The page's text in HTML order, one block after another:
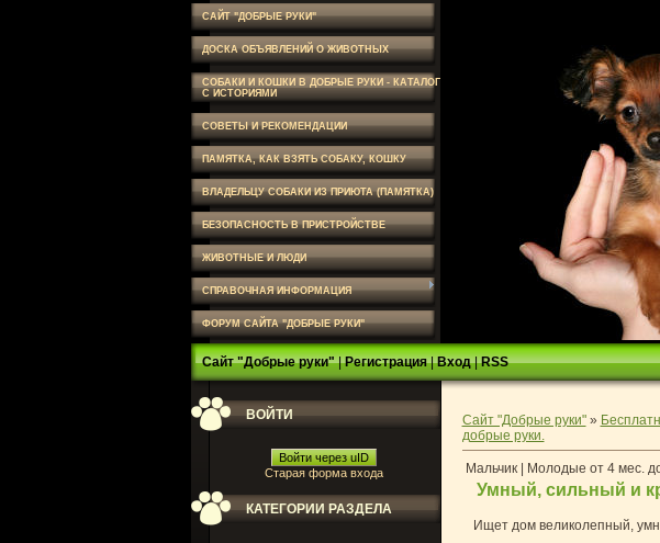
САЙТ "ДОБРЫЕ РУКИ"
ДОСКА ОБЪЯВЛЕНИЙ О ЖИВОТНЫХ
СОБАКИ И КОШКИ В ДОБРЫЕ РУКИ - КАТАЛОГ
С ИСТОРИЯМИ
СОВЕТЫ И РЕКОМЕНДАЦИИ
ПАМЯТКА, КАК ВЗЯТЬ СОБАКУ, КОШКУ
ВЛАДЕЛЬЦУ СОБАКИ ИЗ ПРИЮТА (ПАМЯТКА)
БЕЗОПАСНОСТЬ В ПРИСТРОЙСТВЕ
ЖИВОТНЫЕ И ЛЮДИ
СПРАВОЧНАЯ ИНФОРМАЦИЯ
ФОРУМ САЙТА "ДОБРЫЕ РУКИ"
Сайт "Добрые руки"|Регистрация|Вход|RSS
ВОЙТИ
Войти через uID
Старая форма входа
КАТЕГОРИИ РАЗДЕЛА
Сайт "Добрые руки"»
добрые руки.
Мальчик | Молодые от 4 мес.
Умный, сильный и
Ищет дом великолепный,